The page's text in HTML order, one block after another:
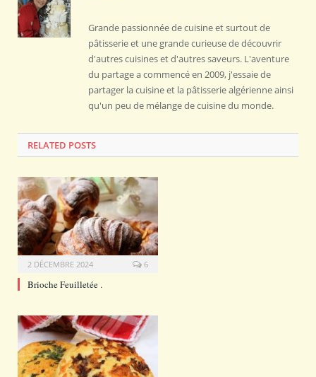
Grande passionnée de cuisine et surtout de
pâtisserie et une grande curieuse de découvrir
d'autres cuisines et d'autres saveurs. L'aventure
du partage a commencé en 2009, j'essaie de
partager la cuisine et la pâtisserie algérienne ainsi
qu'un peu de mélange de cuisine du monde.
RELATED POSTS
2 DÉCEMBRE 2024 6
Brioche Feuilletée .